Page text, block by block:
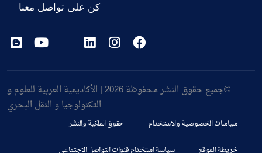
كن على تواصل معنا
©جميع حقوق النشر محفوظة 2026 | الأكاديمية العربية للعلوم و
التكنولوجيا و النقل البحري
سياسات الخصوصية والاستخدام حقوق الملكية والنشر
خريطة الموقع سياسة استخدام قنوات التواصل الاجتماعي